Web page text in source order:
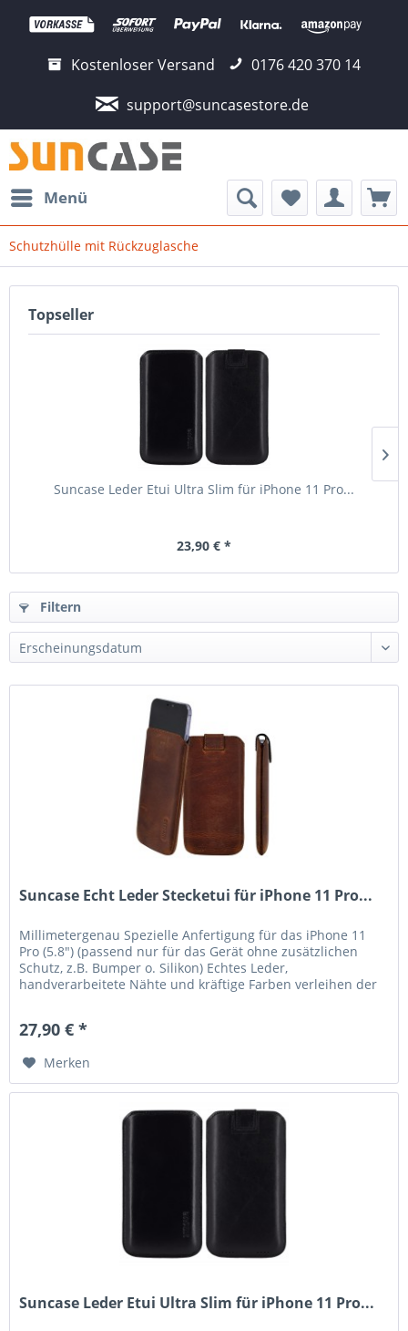
Kostenloser Versand
0176 420 370 14
support@suncasestore.de
Menü
Schutzhülle mit Rückzuglasche
Topseller
Suncase Leder Etui Ultra Slim für iPhone 11 Pro...
23,90 € *
Filtern
Suncase Echt Leder Stecketui für iPhone 11 Pro...
Millimetergenau Spezielle Anfertigung für das iPhone 11
Pro (5.8") (passend nur für das Gerät ohne zusätzlichen
Schutz, z.B. Bumper o. Silikon) Echtes Leder,
handverarbeitete Nähte und kräftige Farben verleihen der
27,90 € *
Merken
Suncase Leder Etui Ultra Slim für iPhone 11 Pro...